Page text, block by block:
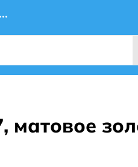
матовое